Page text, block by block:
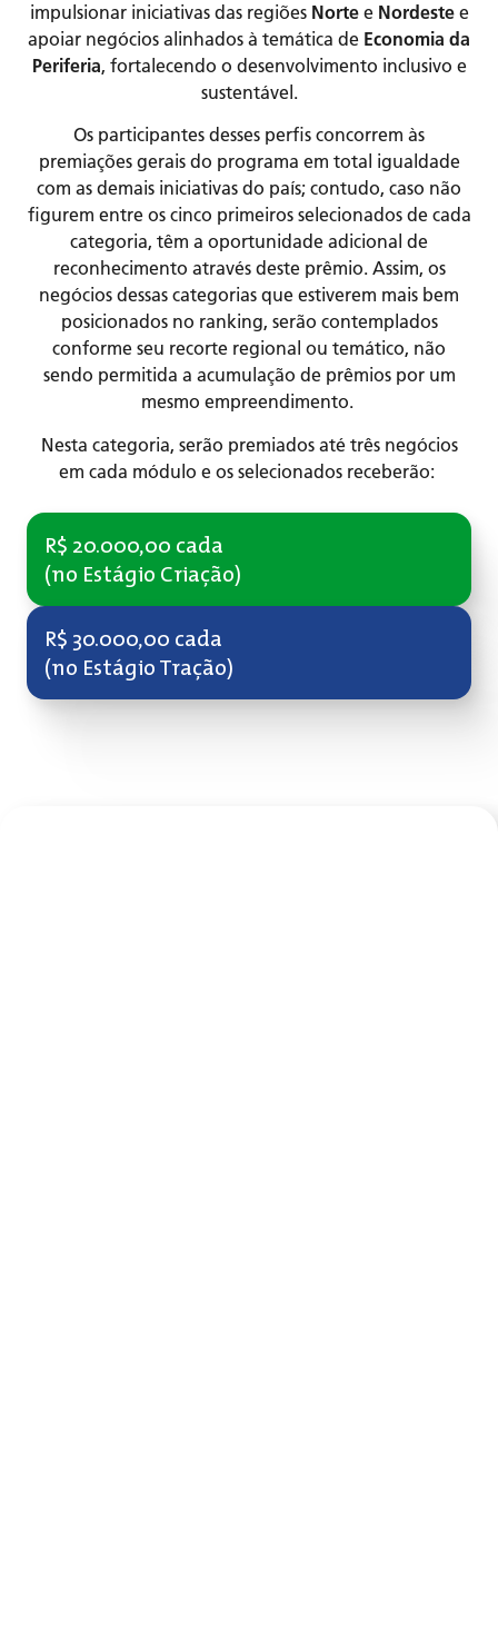
impulsionar iniciativas das regiões Nortee Nordestee
apoiar negócios alinhados à temática de Economia da
Periferia, fortalecendo o desenvolvimento inclusivo e
sustentável.
Os participantes desses perfis concorrem às
premiações gerais do programa em total igualdade
com as demais iniciativas do país; contudo, caso não
figurem entre os cinco primeiros selecionados de cada
categoria, têm a oportunidade adicional de
reconhecimento através deste prêmio. Assim, os
negócios dessas categorias que estiverem mais bem
posicionados no ranking, serão contemplados
conforme seu recorte regional ou temático, não
sendo permitida a acumulação de prêmios por um
mesmo empreendimento.
Nesta categoria, serão premiados até três negócios
em cada módulo e os selecionados receberão:
R$ 20.000,00 cada
(no Estágio Criação)
R$ 30.000,00 cada
(no Estágio Tração)